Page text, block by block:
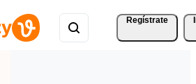
Regístrate